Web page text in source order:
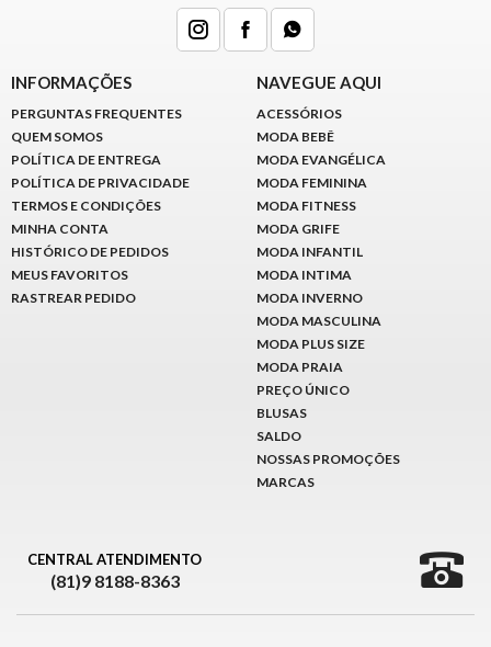
INFORMAÇÕES
PERGUNTAS FREQUENTES
QUEM SOMOS
POLÍTICA DE ENTREGA
POLÍTICA DE PRIVACIDADE
TERMOS E CONDIÇÕES
MINHA CONTA
HISTÓRICO DE PEDIDOS
MEUS FAVORITOS
RASTREAR PEDIDO
NAVEGUE AQUI
ACESSÓRIOS
MODA BEBÊ
MODA EVANGÉLICA
MODA FEMININA
MODA FITNESS
MODA GRIFE
MODA INFANTIL
MODA INTIMA
MODA INVERNO
MODA MASCULINA
MODA PLUS SIZE
MODA PRAIA
PREÇO ÚNICO
BLUSAS
SALDO
NOSSAS PROMOÇÕES
MARCAS
CENTRAL ATENDIMENTO
(81)9 8188-8363